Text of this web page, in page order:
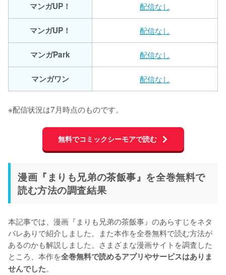
マンガUP！ 配信なし
マンガUP！ 配信なし
マンガPark 配信なし
マンガワン 配信なし
※配信状況は7月時点のものです。
無料でコミックシーモアで読む
漫画『まりも兄弟の茶飯事』を全巻無料で
読む方法の調査結果
本記事では、漫画『まりも兄弟の茶飯事』のあらすじをネタ
バレありで紹介しました。また本作を全巻無料で読む方法が
あるのかも解説しました。さまざまな漫画サイトを調査した
ところ、本作を全巻無料で読めるアプリやサービスはありま
せんでした。